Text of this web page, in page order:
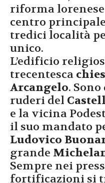
riforma lorenese
centro
tredici località
unico.
L’edificio
trecentesca
Arcangelo.
ruderi del
e la vicina
il suo mandato
Ludovico
grande
Sempre nei
fortificazioni si